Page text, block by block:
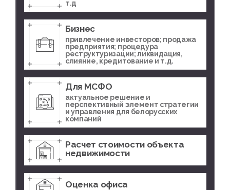
т.д
Бизнес
привлечение инвесторов; продажа
предприятия; процедура
реструктуризации; ликвидация,
слияние, кредитование и т.д.
Для МСФО
актуальное решение и
перспективный элемент стратегии
и управления для белорусских
компаний
Расчет стоимости объекта
недвижимости
Оценка офиса